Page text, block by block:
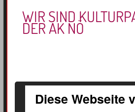
WIR SIND
DER AK NÖ
Diese Webseite